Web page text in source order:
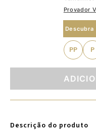
Provador
Descubra
PP P
Descrição do produto